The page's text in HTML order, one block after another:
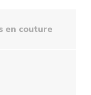
en couture